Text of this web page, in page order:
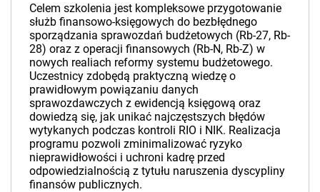
Celem szkolenia jest kompleksowe przygotowanie
służb finansowo-księgowych do bezbłędnego
sporządzania sprawozdań budżetowych (Rb-27, Rb-
28) oraz z operacji finansowych (Rb-N, Rb-Z) w
nowych realiach reformy systemu budżetowego.
Uczestnicy zdobędą praktyczną wiedzę o
prawidłowym powiązaniu danych
sprawozdawczych z ewidencją księgową oraz
dowiedzą się, jak unikać najczęstszych błędów
wytykanych podczas kontroli RIO i NIK. Realizacja
programu pozwoli zminimalizować ryzyko
nieprawidłowości i uchroni kadrę przed
odpowiedzialnością z tytułu naruszenia dyscypliny
finansów publicznych.